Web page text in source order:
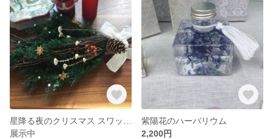
展示中
紫陽花のハーバリウム
2,200円